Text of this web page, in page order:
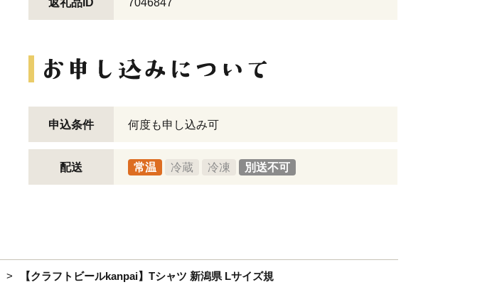
返礼品ID 7046847
申込条件 何度も申し込み可
配送 常温 冷蔵 冷凍 別送不可
【クラフトビールkanpai】Tシャツ 新潟県 Lサイズ規